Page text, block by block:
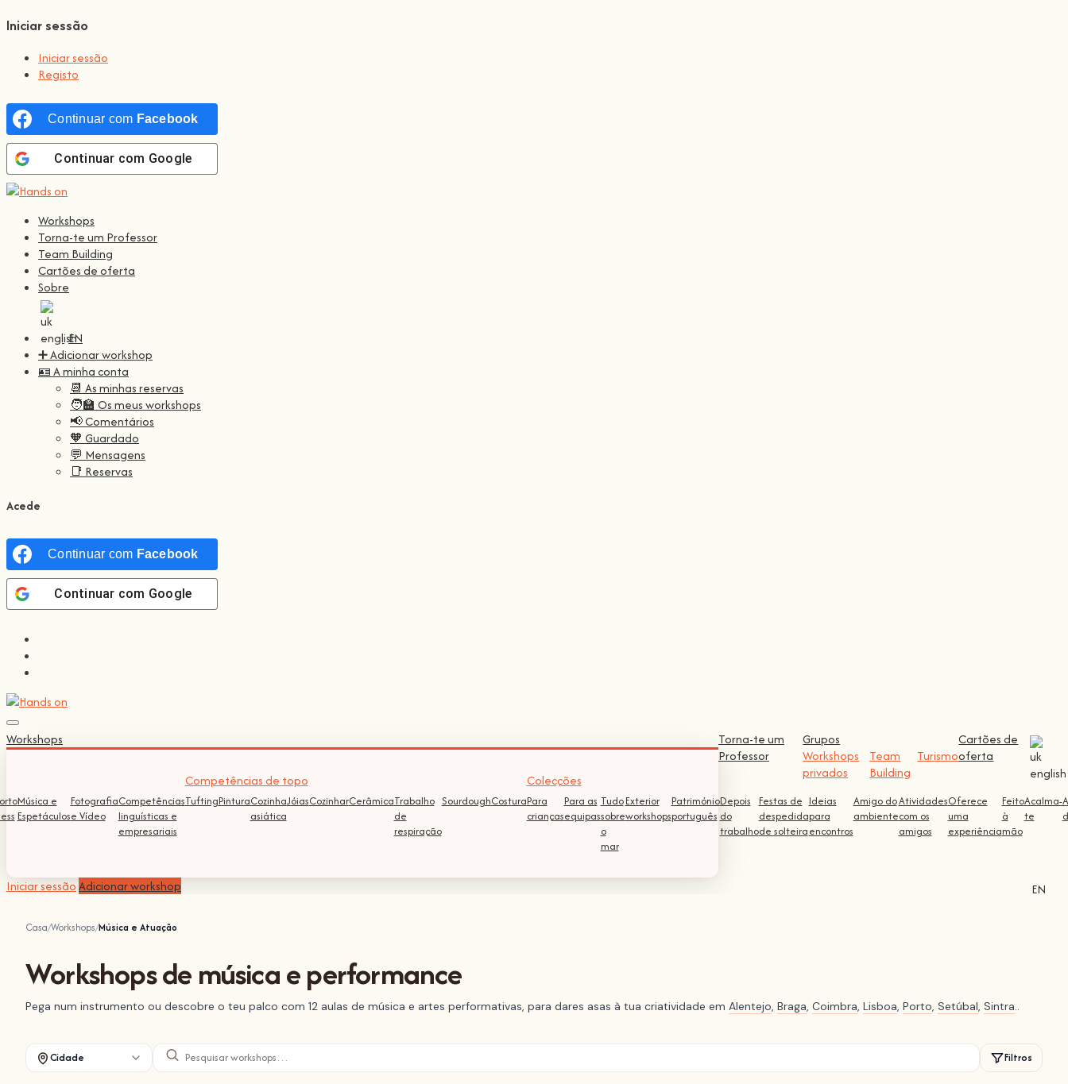
Iniciar sessão
Iniciar sessão
Registo
Continuar com Facebook
Continuar com Google
Workshops
Torna-te um Professor
Team Building
Cartões de oferta
Sobre
EN
➕ Adicionar workshop
🪪 A minha conta
📆 As minhas reservas
🧑‍🏫 Os meus workshops
📢 Comentários
🧡 Guardado
💬 Mensagens
📑 Reservas
Acede
Continuar com Facebook
Continuar com Google
Workshops
Música e
Espetáculos
Fotografia
e Vídeo
Competências
linguísticas e
empresariais
Competências de topo
TuftingPinturaCozinha
asiática
JóiasCozinharCerâmicaTrabalho
de
respiração
SourdoughCostura
Colecções
Para
crianças
Para as
equipas
Tudo
sobre
o
mar
Exterior
workshops
Património
português
Depois
do
trabalho
Festas de
despedida
de solteira
Ideias
para
encontros
Amigo do
ambiente
Atividades
com os
amigos
Oferece
uma
experiência
Feito
à
mão
Acalma-
te
Torna-te um
Professor
Grupos
Workshops
privados
Team
Building
Turismo
Cartões de
oferta
EN
Iniciar sessãoAdicionar workshop
Casa Workshops Música e Atuação
Workshops de música e performance
Pega num instrumento ou descobre o teu palco com 12 aulas de música e artes performativas, para dares asas à tua criatividade em Alentejo, Braga, Coimbra, Lisboa, Porto, Setúbal, Sintra..
Cidade Filtros